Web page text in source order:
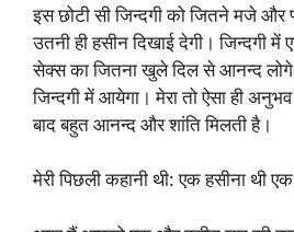
इस छोटी सी जिन्दगी को जितने मजे और
उतनी ही हसीन दिखाई देगी। जिन्दगी
सेक्स का जितना खुले दिल से आनन्द लोगे,
जिन्दगी में आयेगा। मेरा तो ऐसा ही
बाद बहुत आनन्द और शांति मिलती है।
मेरी पिछली कहानी थी: एक हसीना थी एक